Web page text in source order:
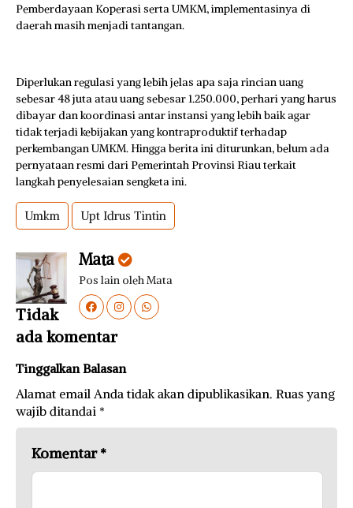
Pemberdayaan Koperasi serta UMKM, implementasinya di
daerah masih menjadi tantangan.
Diperlukan regulasi yang lebih jelas apa saja rincian uang
sebesar 48 juta atau uang sebesar 1.250.000, perhari yang harus
dibayar dan koordinasi antar instansi yang lebih baik agar
tidak terjadi kebijakan yang kontraproduktif terhadap
perkembangan UMKM. Hingga berita ini diturunkan, belum ada
pernyataan resmi dari Pemerintah Provinsi Riau terkait
langkah penyelesaian sengketa ini.
Umkm Upt Idrus Tintin
Mata
Pos lain oleh Mata
Tidak
ada komentar
Tinggalkan Balasan
Alamat email Anda tidak akan dipublikasikan. Ruas yang
wajib ditandai *
Komentar*